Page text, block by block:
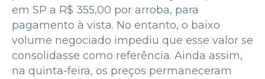
em SP a R$ 355,00 por arroba, para
pagamento à vista. No entanto, o baixo
volume negociado impediu que esse valor se
consolidasse como referência. Ainda assim,
na quinta-feira, os preços permaneceram